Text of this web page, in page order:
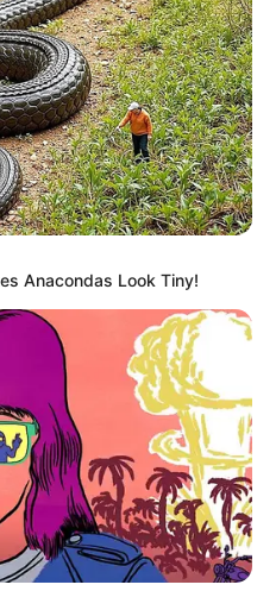
Anacondas Look Tiny!